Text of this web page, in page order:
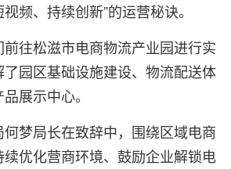
频、持续创新”的运营秘诀。
往松滋市电商物流产业园进行实
园区基础设施建设、物流配送体
展示中心。
梦局长在致辞中，围绕区域电商
优化营商环境、鼓励企业解锁电